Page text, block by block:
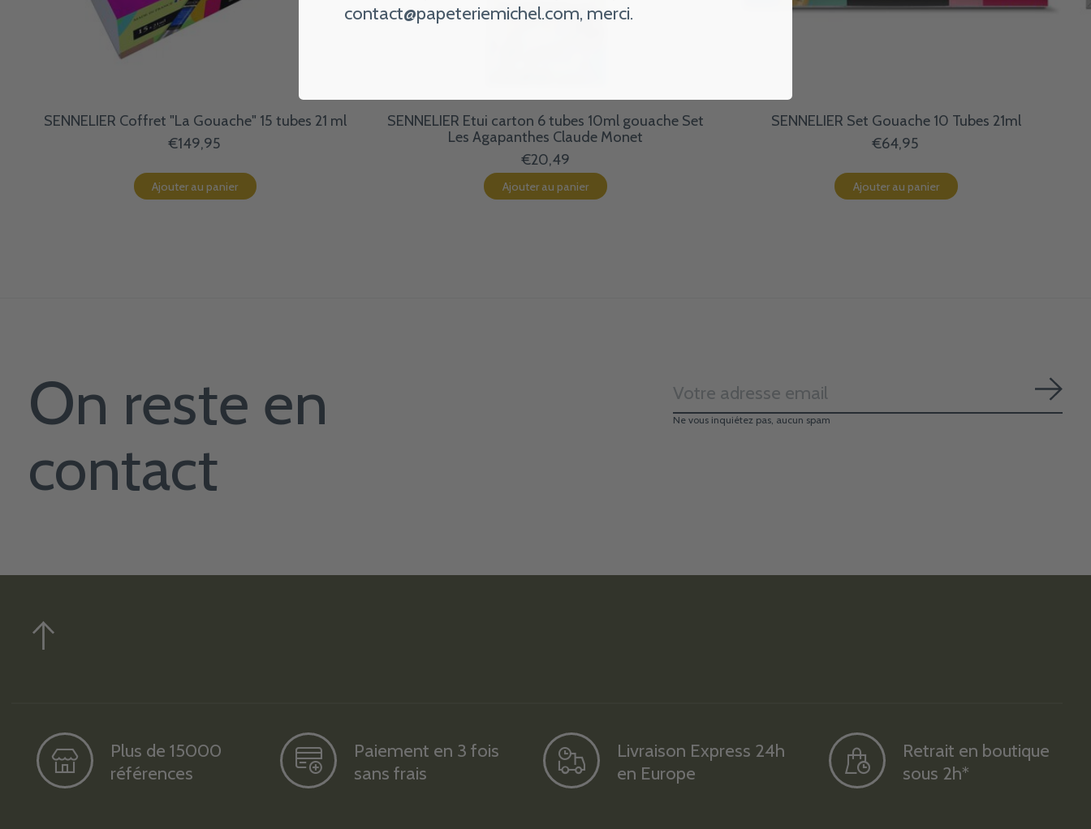
SENNELIER Coffret "La Gouache" 15 tubes 21 ml
€149,95
Ajouter au panier
SENNELIER Etui carton 6 tubes 10ml gouache Set
Les Agapanthes Claude Monet
€20,49
Ajouter au panier
SENNELIER Set Gouache 10 Tubes 21ml
€64,95
Ajouter au panier
On reste en
contact
Ne vous inquiétez pas, aucun spam
Plus de 15000
références
Paiement en 3 fois
sans frais
Livraison Express 24h
en Europe
Retrait en boutique
sous 2h*
contact@papeteriemichel.com, merci.